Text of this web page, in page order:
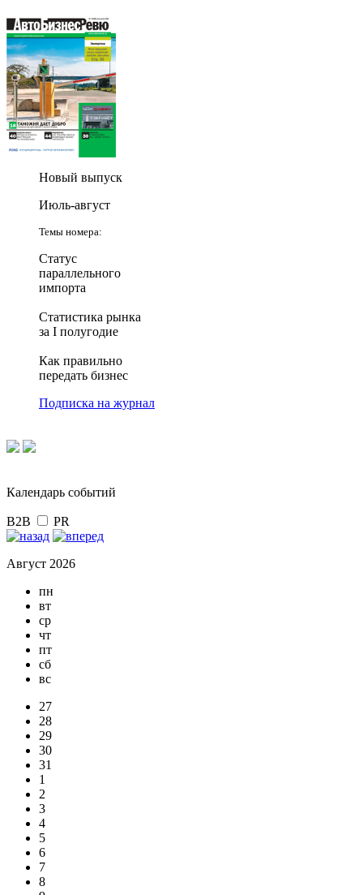
Новый выпуск
Июль-август
Темы номера:
Статус
параллельного
импорта
Статистика рынка
за I полугодие
Как правильно
передать бизнес
Подписка на журнал
Календарь событий
B2B PR
Август 2026
пн
вт
ср
чт
пт
сб
вс
27
28
29
30
31
1
2
3
4
5
6
7
8